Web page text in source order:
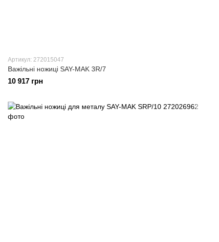
Артикул: 272015047
Важільні ножиці SAY-MAK 3R/7
10 917 грн